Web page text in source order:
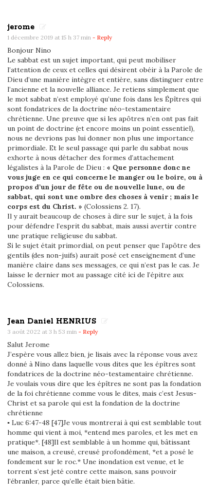
jerome
1 décembre 2019 at 15 h 37 min - Reply
Bonjour Nino
Le sabbat est un sujet important, qui peut mobiliser
l’attention de ceux et celles qui désirent obéir à la Parole de
Dieu d’une manière intègre et entière, sans distinguer entre
l’ancienne et la nouvelle alliance. Je retiens simplement que
le mot sabbat n’est employé qu’une fois dans les Épîtres qui
sont fondatrices de la doctrine néo-testamentaire
chrétienne. Une preuve que si les apôtres n’en ont pas fait
un point de doctrine (et encore moins un point essentiel),
nous ne devrions pas lui donner non plus une importance
primordiale. Et le seul passage qui parle du sabbat nous
exhorte à nous détacher des formes d’attachement
légalistes à la Parole de Dieu : « Que personne donc ne
vous juge en ce qui concerne le manger ou le boire, ou à
propos d’un jour de fête ou de nouvelle lune, ou de
sabbat, qui sont une ombre des choses à venir ; mais le
corps est du Christ. » (Colossiens 2. 17).
Il y aurait beaucoup de choses à dire sur le sujet, à la fois
pour défendre l’esprit du sabbat, mais aussi avertir contre
une pratique religieuse du sabbat.
Si le sujet était primordial, on peut penser que l’apôtre des
gentils (des non-juifs) aurait posé cet enseignement d’une
manière claire dans ses messages, ce qui n’est pas le cas. Je
laisse le dernier mot au passage cité ici de l’épitre aux
Colossiens.
Jean Daniel HENRIUS
3 août 2022 at 3 h 53 min - Reply
Salut Jerome
J’espère vous allez bien, je lisais avec la réponse vous avez
donné à Nino dans laquelle vous dites que les épîtres sont
fondatrices de la doctrine néo-testamentaire chrétienne.
Je voulais vous dire que les épîtres ne sont pas la fondation
de la foi chrétienne comme vous le dites, mais c’est Jesus-
Christ et sa parole qui est la fondation de la doctrine
chrétienne
▪ Luc 6:47-48 [47]Je vous montrerai à qui est semblable tout
homme qui vient à moi, *entend mes paroles, et les met en
pratique*. [48]Il est semblable à un homme qui, bâtissant
une maison, a creusé, creusé profondément, *et a posé le
fondement sur le roc.* Une inondation est venue, et le
torrent s’est jeté contre cette maison, sans pouvoir
l’ébranler, parce qu’elle était bien bâtie.